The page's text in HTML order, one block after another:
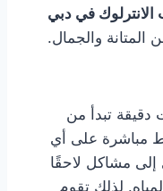
الانترلوك في دبي
المتانة والجمال.
دقيقة تبدأ من
مباشرة على أي
مشاكل لاحقًا
لذلك تقوم